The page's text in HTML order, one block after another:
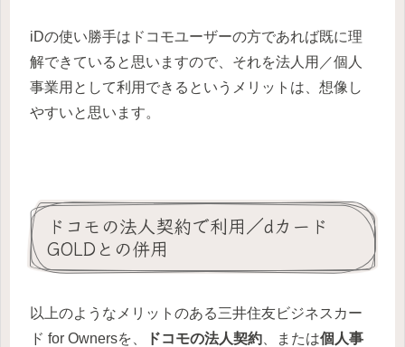
iDの使い勝手はドコモユーザーの方であれば既に理
解できていると思いますので、それを法人用／個人
事業用として利用できるというメリットは、想像し
やすいと思います。
ドコモの法人契約で利用／dカード
GOLDとの併用
以上のようなメリットのある三井住友ビジネスカー
ド for Ownersを、
ドコモの法人契約 、または個人事